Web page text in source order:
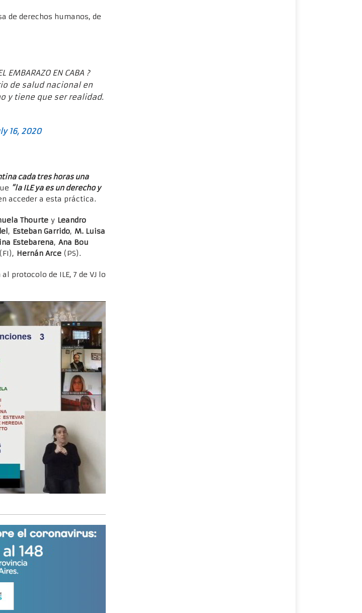
de derechos humanos, de
EMBARAZO EN CABA ?
de salud nacional en
y tiene que ser realidad.
16, 2020
cada tres horas una
“la ILE ya es un derecho y
acceder a esta práctica.
Thourte y Leandro
, Esteban Garrido, M. Luisa
Estebarena, Ana Bou
(FI), Hernán Arce (PS).
protocolo de ILE, 7 de VJ lo